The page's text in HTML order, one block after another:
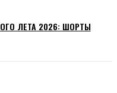
ЛЕТА 2026: ШОРТЫ